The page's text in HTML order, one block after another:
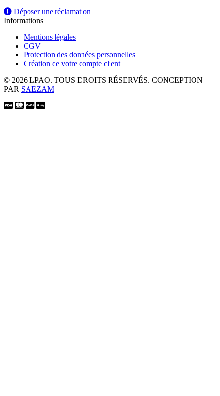
Déposer une réclamation
Informations
Mentions légales
CGV
Protection des données personnelles
Création de votre compte client
© 2026 LPAO. TOUS DROITS RÉSERVÉS. CONCEPTION
PAR SAEZAM.